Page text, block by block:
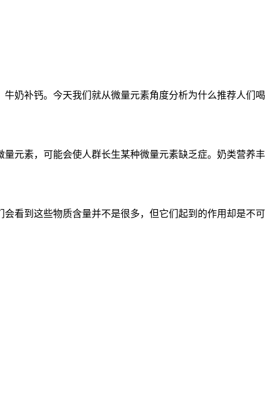
奶补钙。今天我们就从微量元素角度分析为什么推荐人们喝
元素，可能会使人群长生某种微量元素缺乏症。奶类营养丰
看到这些物质含量并不是很多，但它们起到的作用却是不可